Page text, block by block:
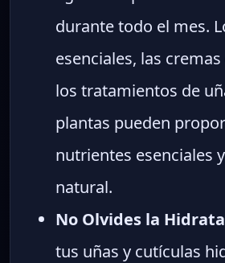
durante todo el mes.
esenciales, las
los tratamientos de
plantas pueden
nutrientes esenciales
natural.
No Olvides la
tus uñas y cutículas